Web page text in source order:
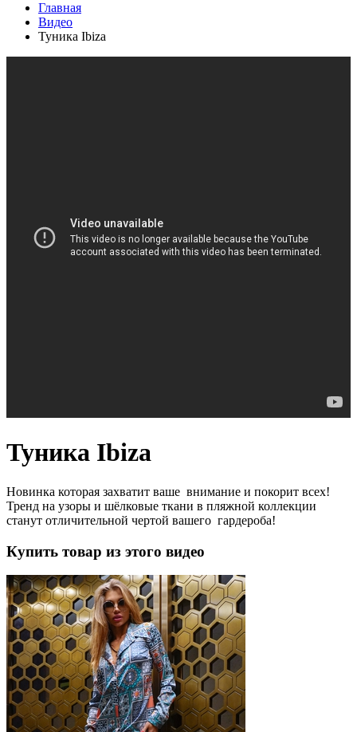
Главная
Видео
Туника Ibiza
Туника Ibiza
Новинка которая захватит ваше внимание и покорит всех!
Тренд на узоры и шёлковые ткани в пляжной коллекции
станут отличительной чертой вашего гардероба!
Купить товар из этого видео